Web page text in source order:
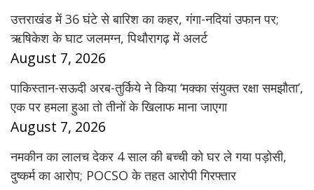
उत्तराखंड में 36 घंटे से बारिश का कहर, गंगा-नदियां उफान पर;
ऋषिकेश के घाट जलमग्न, पिथौरागढ़ में अलर्ट
August 7, 2026
पाकिस्तान-सऊदी अरब-तुर्किये ने किया ‘मक्का संयुक्त रक्षा समझौता’,
एक पर हमला हुआ तो तीनों के खिलाफ माना जाएगा
August 7, 2026
नमकीन का लालच देकर 4 साल की बच्ची को घर ले गया पड़ोसी,
दुष्कर्म का आरोप; POCSO के तहत आरोपी गिरफ्तार